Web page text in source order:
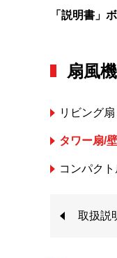
「説明書」
扇風機
リビング扇
タワー扇/
コンパク
取扱説